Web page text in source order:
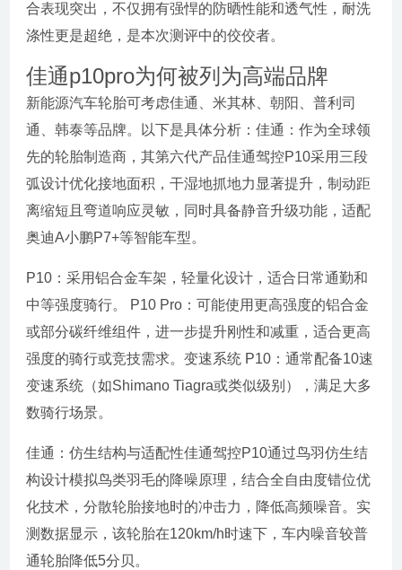
合表现突出，不仅拥有强悍的防晒性能和透气性，耐洗
涤性更是超绝，是本次测评中的佼佼者。
佳通p10pro为何被列为高端品牌
新能源汽车轮胎可考虑佳通、米其林、朝阳、普利司
通、韩泰等品牌。以下是具体分析：佳通：作为全球领
先的轮胎制造商，其第六代产品佳通驾控P10采用三段
弧设计优化接地面积，干湿地抓地力显著提升，制动距
离缩短且弯道响应灵敏，同时具备静音升级功能，适配
奥迪A小鹏P7+等智能车型。
P10：采用铝合金车架，轻量化设计，适合日常通勤和
中等强度骑行。 P10 Pro：可能使用更高强度的铝合金
或部分碳纤维组件，进一步提升刚性和减重，适合更高
强度的骑行或竞技需求。变速系统 P10：通常配备10速
变速系统（如Shimano Tiagra或类似级别），满足大多
数骑行场景。
佳通：仿生结构与适配性佳通驾控P10通过鸟羽仿生结
构设计模拟鸟类羽毛的降噪原理，结合全自由度错位优
化技术，分散轮胎接地时的冲击力，降低高频噪音。实
测数据显示，该轮胎在120km/h时速下，车内噪音较普
通轮胎降低5分贝。